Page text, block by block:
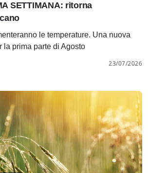
SETTIMANA: ritorna
le temperature. Una nuova
la prima parte di Agosto
23/07/2026